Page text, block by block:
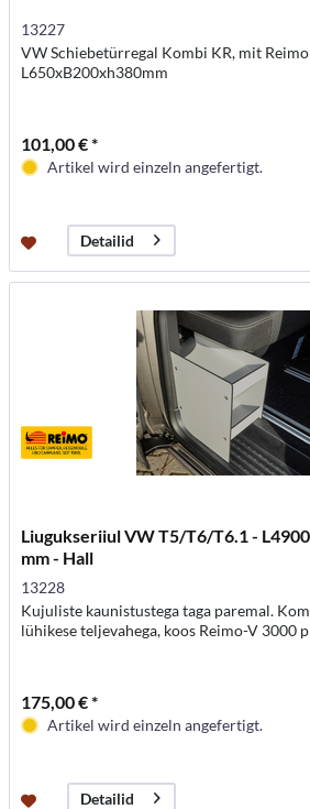
13227
VW Schiebetürregal Kombi KR, mit
L650xB200xh380mm
101,00 € *
Artikel wird einzeln angefertigt.
Detailid
Liugukseriiul VW T5/T6/T6.1 -
mm - Hall
13228
Kujuliste kaunistustega taga paremal.
lühikese teljevahega, koos Reimo-V 3000
175,00 € *
Artikel wird einzeln angefertigt.
Detailid